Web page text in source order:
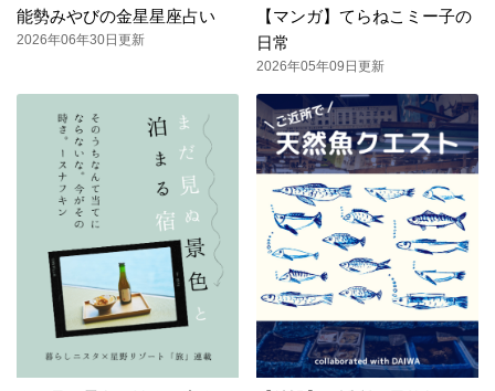
能勢みやびの金星星座占い
2026年06年30日更新
【マンガ】てらねこミー子の
日常
2026年05年09日更新